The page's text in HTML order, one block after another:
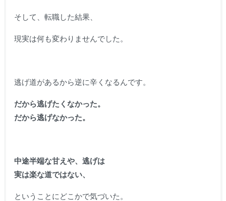
そして、転職した結果、
現実は何も変わりませんでした。
逃げ道があるから逆に辛くなるんです。
だから逃げたくなかった。
だから逃げなかった。
中途半端な甘えや、逃げは
実は楽な道ではない、
ということにどこかで気づいた。